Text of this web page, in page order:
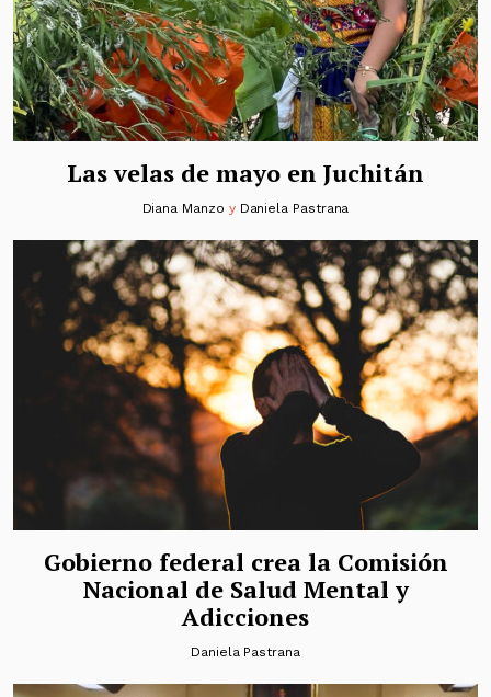
Las velas de mayo en Juchitán
Diana Manzo y Daniela Pastrana
Gobierno federal crea la Comisión
Nacional de Salud Mental y
Adicciones
Daniela Pastrana